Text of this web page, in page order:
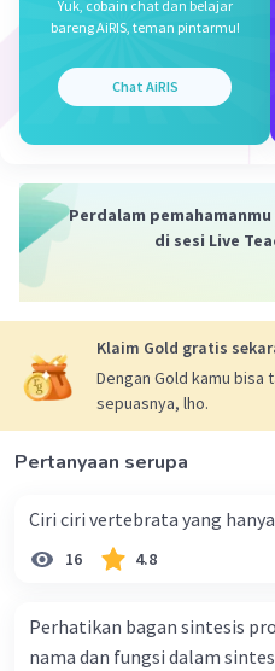
Yuk, cobain chat dan belajar
bareng AiRIS, teman pintarmu!
Chat AiRIS
Perdalam
di sesi Live
Klaim Gold gratis
Dengan Gold kamu bisa
sepuasnya, lho.
Pertanyaan serupa
Ciri ciri vertebrata yang
16 4.8
Perhatikan bagan sintesis protein
nama dan fungsi dalam